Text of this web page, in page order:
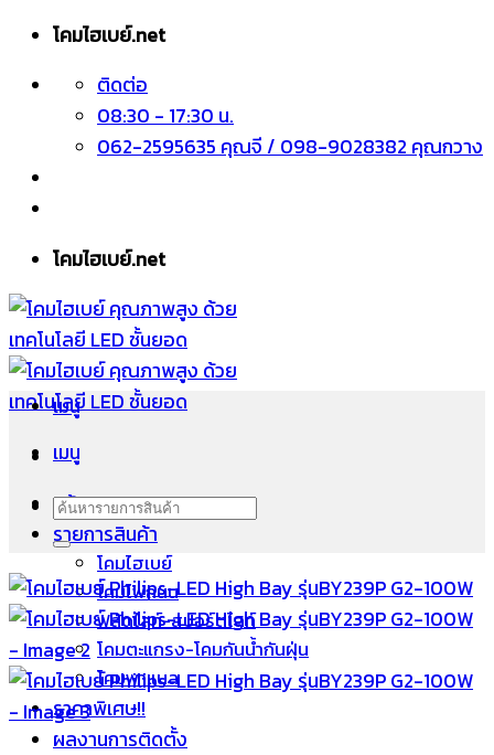
ข้าม โคมไฮเบย์.net
ติดต่อ
08:30 - 17:30 น.
062-2595635 คุณจี / 098-9028382 คุณกวาง
โคมไฮเบย์.net
เมนู
หน้าแรก
รายการสินค้า
โคมไฮเบย์
โคมไฟถนน
ฟลัดไลท์-สปอร์ตไลท์
โคมตะแกรง-โคมกันน้ำกันฝุ่น
โคมพาแนล
ราคาพิเศษ!!
ผลงานการติดตั้ง
เมนู
ค้นหา: